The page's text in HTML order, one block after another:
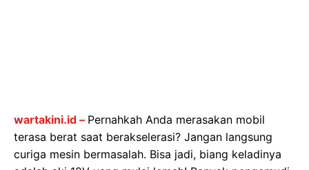
wartakini.id – Pernahkah Anda merasakan mobil
terasa berat saat berakselerasi? Jangan langsung
curiga mesin bermasalah. Bisa jadi, biang keladinya